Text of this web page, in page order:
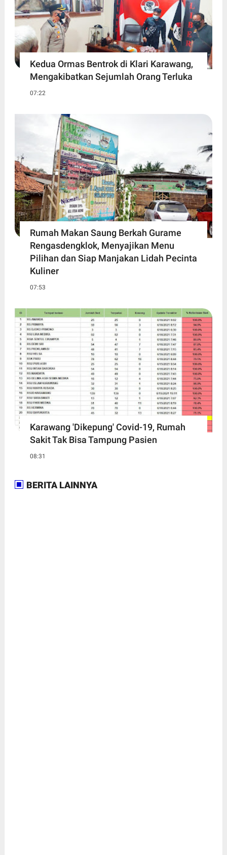
Kedua Ormas Bentrok di Klari Karawang,
Mengakibatkan Sejumlah Orang Terluka
07:22
Rumah Makan Saung Berkah Gurame
Rengasdengklok, Menyajikan Menu
Pilihan dan Siap Manjakan Lidah Pecinta
Kuliner
07:53
Karawang 'Dikepung' Covid-19, Rumah
Sakit Tak Bisa Tampung Pasien
08:31
BERITA LAINNYA